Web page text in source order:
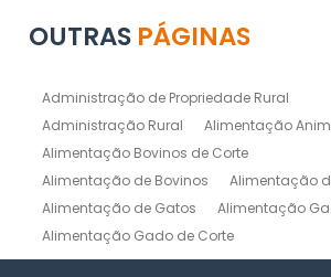
OUTRAS PÁGINAS
Administração de Propriedade Rural
Administração Rural
Alimentação
Alimentação Bovinos de Corte
Alimentação de Bovinos
Alimentação
Alimentação de Gatos
Alimentação
Alimentação Gado de Corte
Alimentação Gado de Leite